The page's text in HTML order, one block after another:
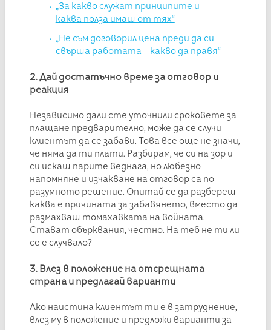
„За какво служат принципите и
каква полза имаш от тях“
„Не съм договорил цена преди да си
свърша работата – какво да правя“
2. Дай достатъчно време за отговор и
реакция
Независимо дали сте уточнили сроковете за
плащане предварително, може да се случи
клиентът да се забави. Това все още не значи,
че няма да ти плати. Разбирам, че си на зор и
си искаш парите веднага, но любезно
напомняне и изчакване на отговор са по-
разумното решение. Опитай се да разбереш
каква е причината за забавянето, вместо да
размахваш томахавката на войната.
Стават обърквания, честно. На теб не ти ли
се е случвало?
3. Влез в положение на отсрещната
страна и предлагай варианти
Ако наистина клиентът ти е в затруднение,
влез му в положение и предложи варианти за